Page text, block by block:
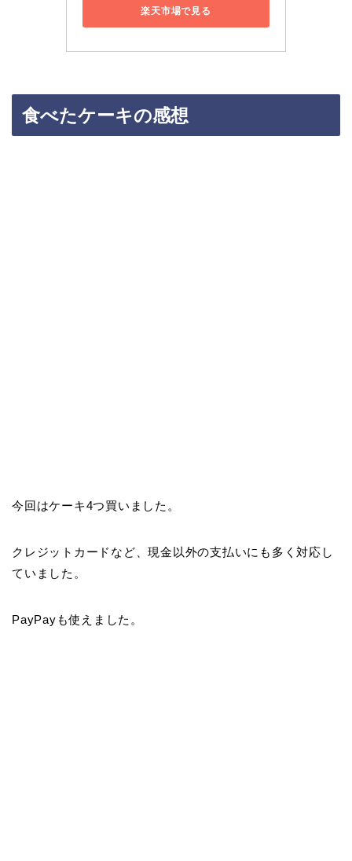
楽天市場で見る
食べたケーキの感想
今回はケーキ4つ買いました。
クレジットカードなど、現金以外の支払いにも多く対応し
ていました。
PayPayも使えました。